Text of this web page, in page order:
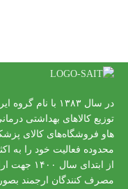
در سال ۱۳۸۳ با
توزیع کالاهای بهداشتی
هاو فروشگاه‌های کالای
محدوده فعالیت خود را به
از
مصرف کنندگان ارجمند